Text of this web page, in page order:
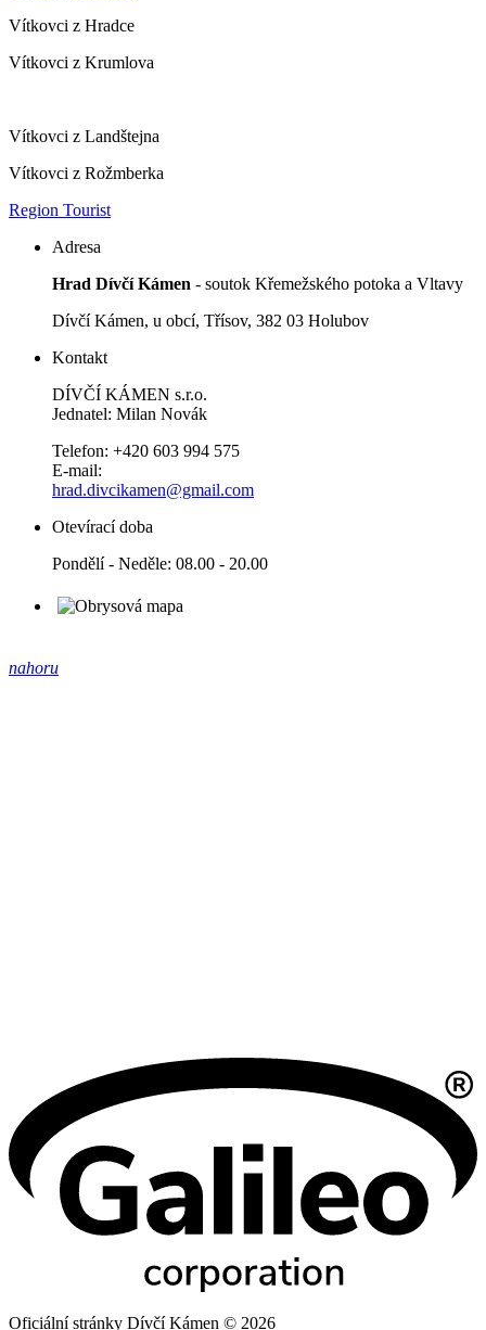
Vítkovci z Hradce
Vítkovci z Krumlova
Vítkovci z Landštejna
Vítkovci z Rožmberka
Region Tourist
Adresa
Hrad Dívčí Kámen - soutok Křemežského potoka a Vltavy
Dívčí Kámen, u obcí, Třísov, 382 03 Holubov
Kontakt
DÍVČÍ KÁMEN s.r.o.
Jednatel: Milan Novák
Telefon: +420 603 994 575
E-mail:
hrad.divcikamen@gmail.com
Otevírací doba
Pondělí - Neděle: 08.00 - 20.00
nahoru
Oficiální stránky Dívčí Kámen © 2026